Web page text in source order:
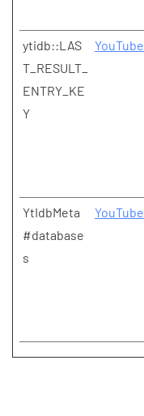
ytidb::LAS
T_RESULT_
ENTRY_KE
Y
YouTube
YtIdbMeta
#database
s
YouTube